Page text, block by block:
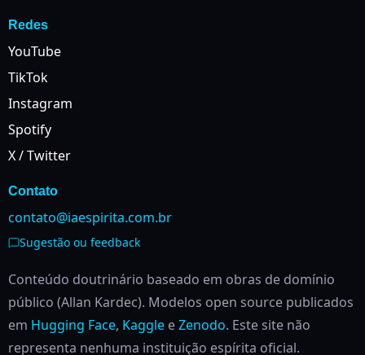
Redes
YouTube
TikTok
Instagram
Spotify
X / Twitter
Contato
contato@iaespirita.com.br
Sugestão ou feedback
Conteúdo doutrinário baseado em obras de domínio
público (Allan Kardec). Modelos open source publicados
em Hugging Face, Kaggle eZenodo. Este site não
representa nenhuma instituição espírita oficial.